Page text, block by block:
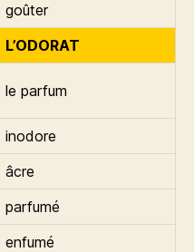
goûter
L’ODORAT
le parfum
inodore
âcre
parfumé
enfumé